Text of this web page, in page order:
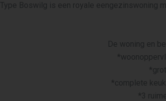
Type Boswilg is een royale eengezinswoning
De woning en
*complete
*3